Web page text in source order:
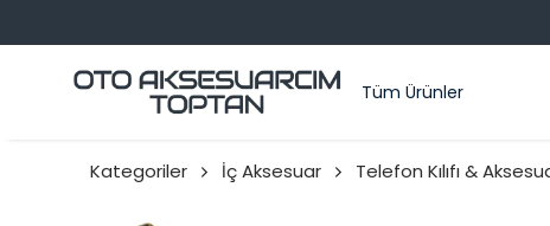
Tüm Ürünler
Kategoriler İç Aksesuar Telefon Kılıfı &